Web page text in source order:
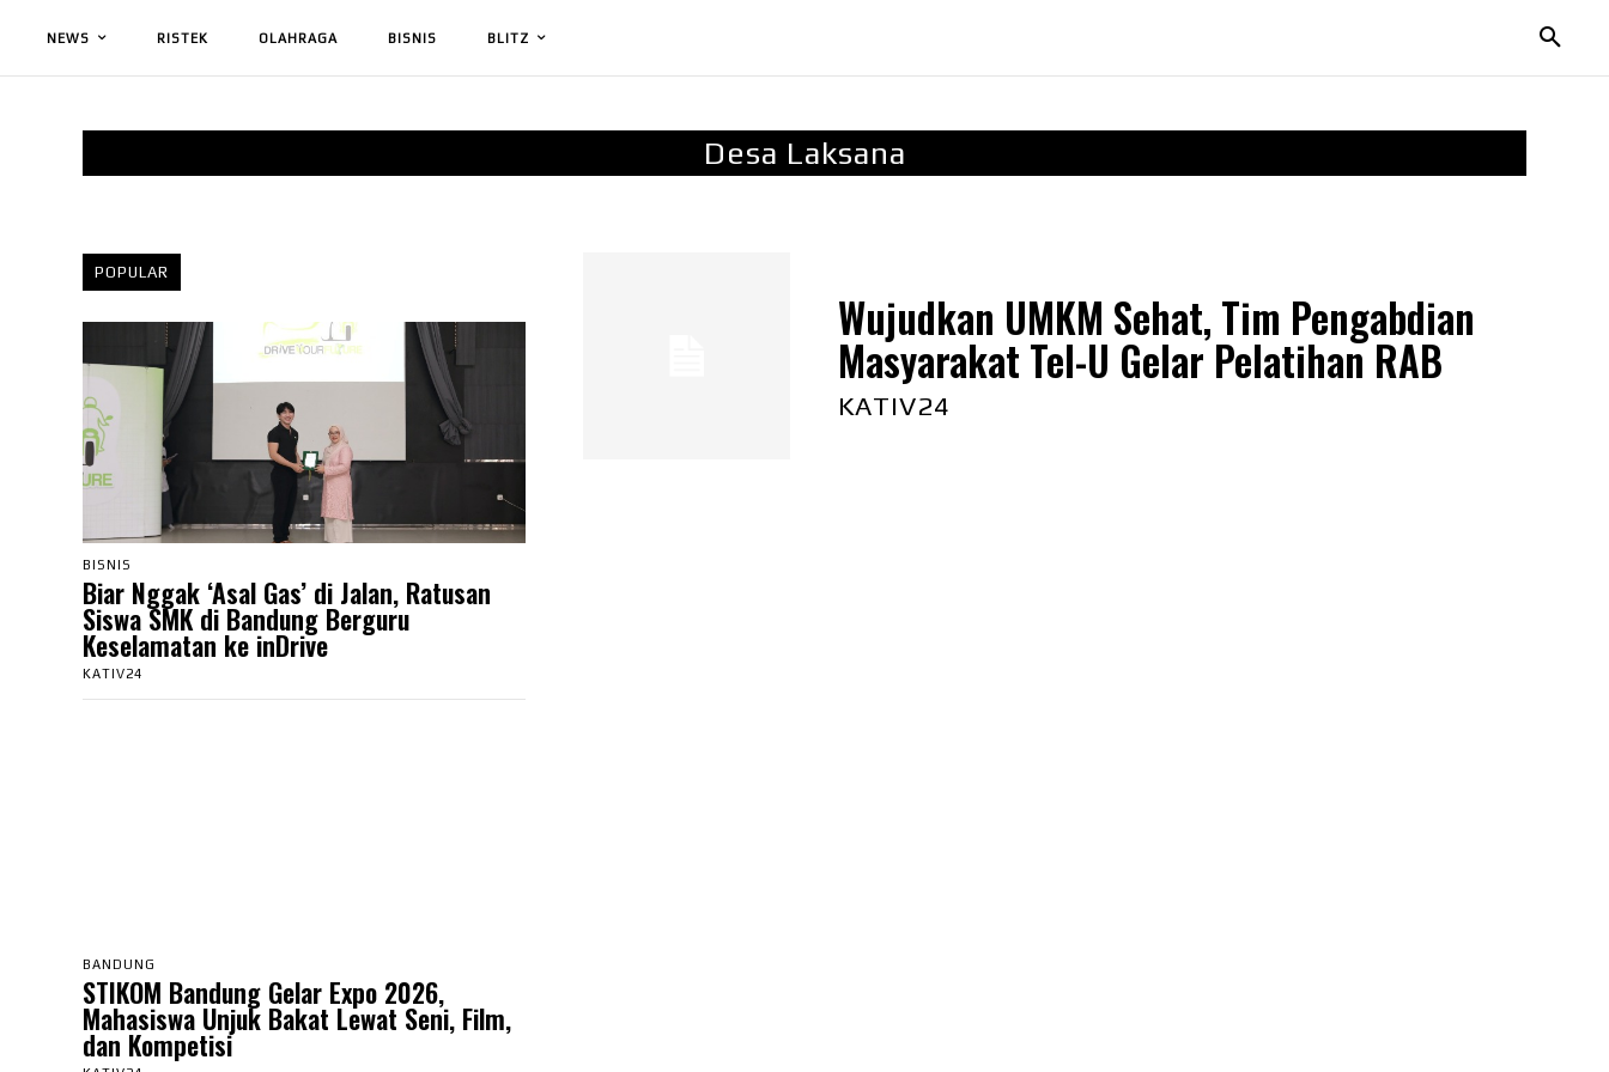
NEWS RISTEK OLAHRAGA BISNIS BLITZ
Desa Laksana
POPULAR
BISNIS
Biar Nggak ‘Asal Gas’ di Jalan, Ratusan
Siswa SMK di Bandung Berguru
Keselamatan ke inDrive
KATIV24
BANDUNG
STIKOM Bandung Gelar Expo 2026,
Mahasiswa Unjuk Bakat Lewat Seni, Film,
dan Kompetisi
Wujudkan UMKM Sehat, Tim Pengabdian
Masyarakat Tel-U Gelar Pelatihan RAB
KATIV24